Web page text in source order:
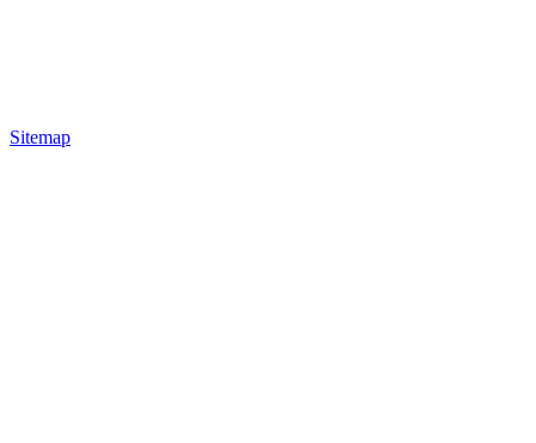
Sitemap